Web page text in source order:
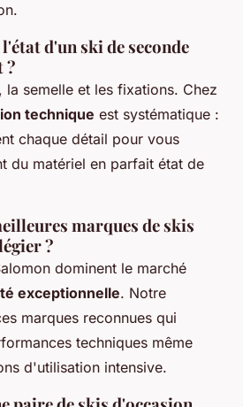
d'un ski de seconde
?
la semelle et les fixations. Chez
technique est systématique :
chaque détail pour vous
du matériel en parfait état de
marques de skis
?
dominent le marché
exceptionnelle. Notre
marques reconnues qui
techniques même
d'utilisation intensive.